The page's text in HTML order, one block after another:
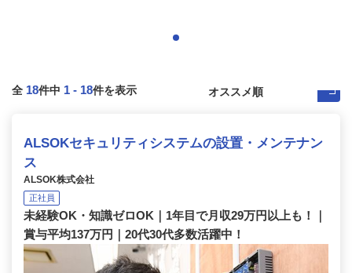
全 18件中 1 - 18件を表示
ALSOKセキュリティシステムの設置・メンテナン
ス
ALSOK株式会社
正社員
未経験OK・知識ゼロOK｜1年目で月収29万円以上も！｜
賞与平均137万円｜20代30代多数活躍中！